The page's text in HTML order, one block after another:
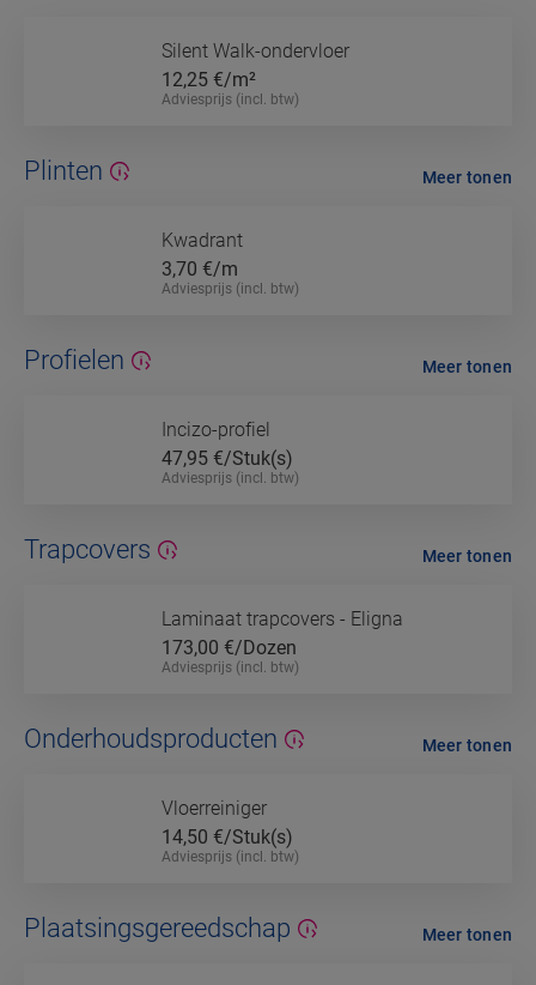
Silent Walk-ondervloer
12,25 €/m²
Adviesprijs (incl. btw)
Plinten
Kwadrant
3,70 €/m
Adviesprijs (incl. btw)
Meer tonen
Profielen
Incizo-profiel
47,95 €/Stuk(s)
Adviesprijs (incl. btw)
Meer tonen
Trapcovers
Laminaat trapcovers - Eligna
173,00 €/Dozen
Adviesprijs (incl. btw)
Meer tonen
Onderhoudsproducten
Vloerreiniger
14,50 €/Stuk(s)
Adviesprijs (incl. btw)
Meer tonen
Plaatsingsgereedschap Meer tonen